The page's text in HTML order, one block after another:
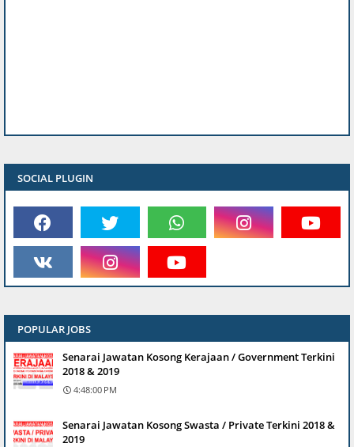
SOCIAL PLUGIN
POPULAR JOBS
Senarai Jawatan Kosong Kerajaan / Government Terkini
2018 & 2019
4:48:00 PM
Senarai Jawatan Kosong Swasta / Private Terkini 2018 &
2019